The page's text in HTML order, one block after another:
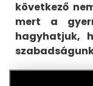
következő
mert a
hagyhatjuk,